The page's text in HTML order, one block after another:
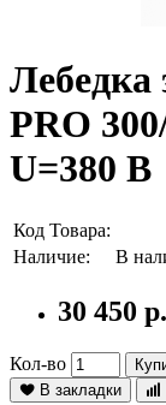
Лебедка
PRO
U=380 В
Код Товара:
Наличие:
В
30 450 р.
Кол-во
В закладки